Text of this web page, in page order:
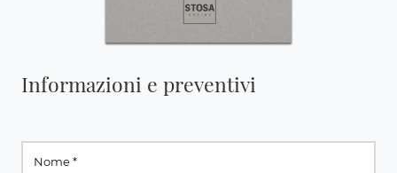
Informazioni e preventivi